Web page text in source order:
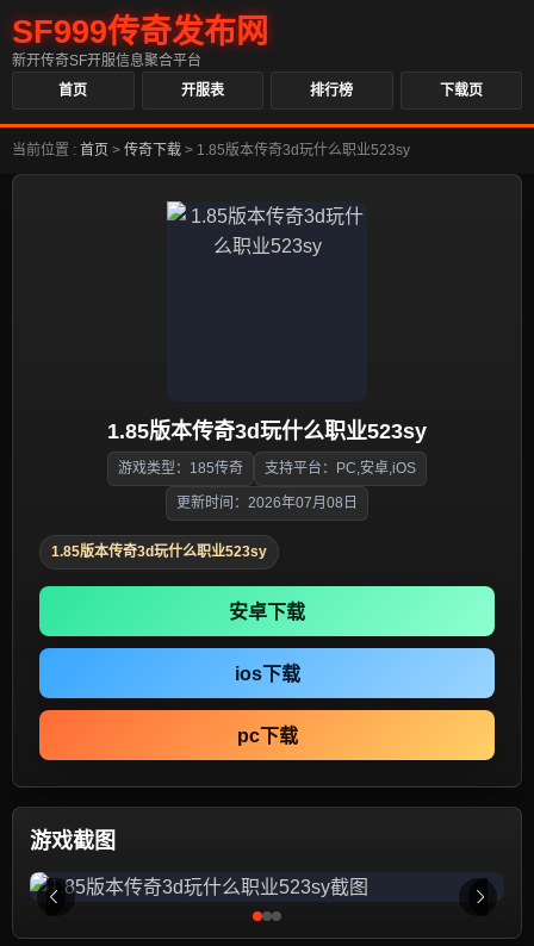
SF999传奇发布网
新开传奇SF开服信息聚合平台
首页
开服表 排行榜 下载页
当前位置 : 首页 > 传奇下载 > 1.85版本传奇3d玩什么职业523sy
1.85版本传奇3d玩什么职业523sy
游戏类型：185传奇 支持平台：PC,安卓,iOS
更新时间：2026年07月08日
1.85版本传奇3d玩什么职业523sy
安卓下载
ios下载
pc下载
游戏截图